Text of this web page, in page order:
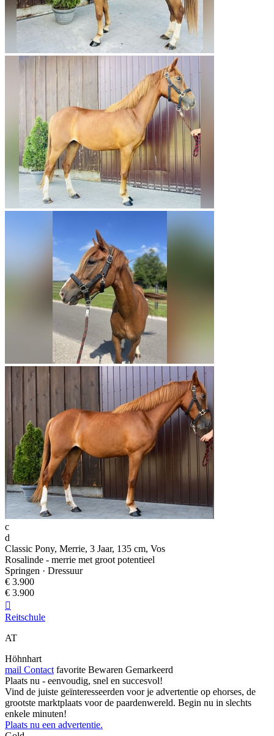
c
d
Classic Pony, Merrie, 3 Jaar, 135 cm, Vos
Rosalinde - merrie met groot potentieel
Springen · Dressuur
€ 3.900
€ 3.900

Reitschule
AT
Höhnhart
mail Contact favorite Bewaren Gemarkeerd
Plaats nu - eenvoudig, snel en succesvol!
Vind de juiste geïnteresseerden voor je advertentie op ehorses, de
grootste marktplaats voor de paardenwereld. Begin nu in slechts
enkele minuten!
Plaats nu een advertentie.